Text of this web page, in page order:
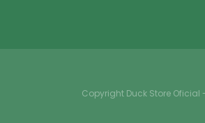
Copyright Duck Store Oficial